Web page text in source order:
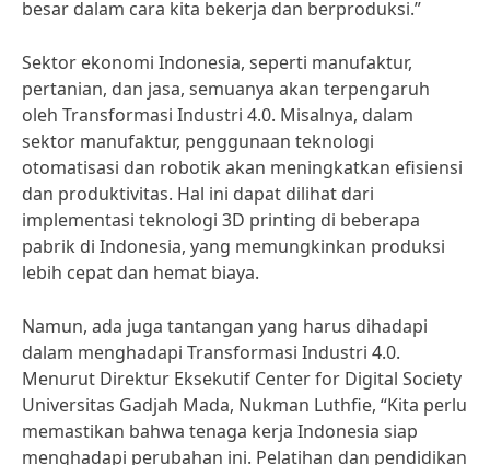
besar dalam cara kita bekerja dan berproduksi.”
Sektor ekonomi Indonesia, seperti manufaktur,
pertanian, dan jasa, semuanya akan terpengaruh
oleh Transformasi Industri 4.0. Misalnya, dalam
sektor manufaktur, penggunaan teknologi
otomatisasi dan robotik akan meningkatkan efisiensi
dan produktivitas. Hal ini dapat dilihat dari
implementasi teknologi 3D printing di beberapa
pabrik di Indonesia, yang memungkinkan produksi
lebih cepat dan hemat biaya.
Namun, ada juga tantangan yang harus dihadapi
dalam menghadapi Transformasi Industri 4.0.
Menurut Direktur Eksekutif Center for Digital Society
Universitas Gadjah Mada, Nukman Luthfie, “Kita perlu
memastikan bahwa tenaga kerja Indonesia siap
menghadapi perubahan ini. Pelatihan dan pendidikan